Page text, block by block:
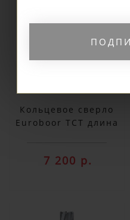
Кольцевое сверло
Euroboor TCT длина
7 200 р.